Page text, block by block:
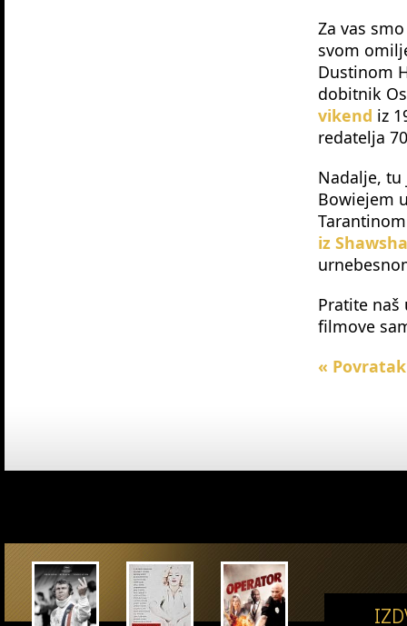
Za vas
svom
Dustinom
dobitnik
vikend iz
redatelja
Nadalje,
Bowiejem
iz
Pratite
filmove
« Povratak